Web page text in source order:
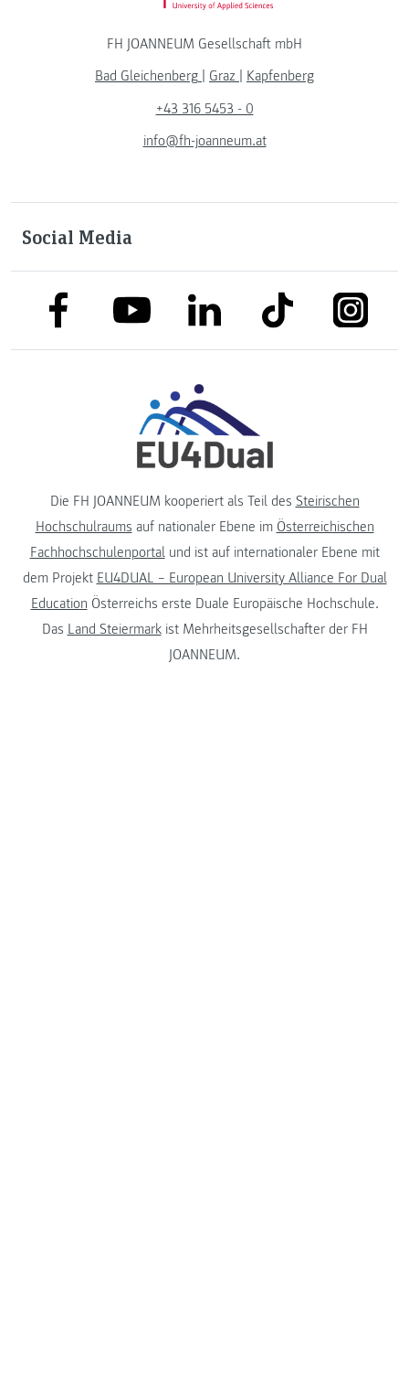
FH JOANNEUM Gesellschaft mbH
Bad Gleichenberg
Graz
Kapfenberg
+43 316 5453 - 0
info@fh-joanneum.at
Social Media
link to facebooklink to youtubelink to linkedinlink to tiktok
Die FH JOANNEUM kooperiert als Teil des Steirischen
Hochschulraums auf nationaler Ebene im Österreichischen
Fachhochschulenportalund ist auf internationaler Ebene mit
dem Projekt EU4DUAL – European University Alliance For Dual
Education Österreichs erste Duale Europäische Hochschule.
Das Land Steiermarkist Mehrheitsgesellschafter der FH
JOANNEUM.